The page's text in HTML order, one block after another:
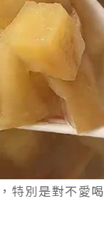
特別是對不愛喝